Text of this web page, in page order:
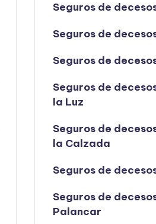
Seguros de
Seguros de
Seguros de
Seguros de
la Luz
Seguros de
la Calzada
Seguros de
Seguros de
Palancar